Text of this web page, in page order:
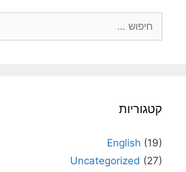
קטגוריות
English (19)
Uncategorized (27)